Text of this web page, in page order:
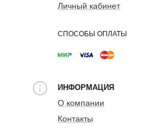
Личный кабинет
СПОСОБЫ ОПЛАТЫ
ИНФОРМАЦИЯ
О компании
Контакты